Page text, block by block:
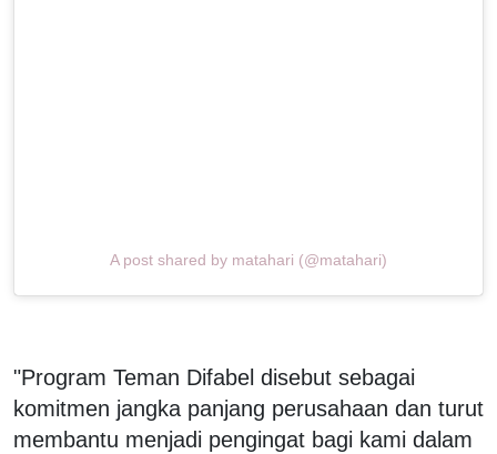
A post shared by matahari (@matahari)
"Program Teman Difabel disebut sebagai
komitmen jangka panjang perusahaan dan turut
membantu menjadi pengingat bagi kami dalam